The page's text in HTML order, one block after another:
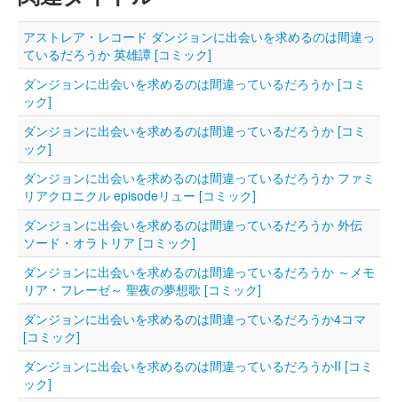
アストレア・レコード ダンジョンに出会いを求めるのは間違っ
ているだろうか 英雄譚 [コミック]
ダンジョンに出会いを求めるのは間違っているだろうか [コミ
ック]
ダンジョンに出会いを求めるのは間違っているだろうか [コミ
ック]
ダンジョンに出会いを求めるのは間違っているだろうか ファミ
リアクロニクル episodeリュー [コミック]
ダンジョンに出会いを求めるのは間違っているだろうか 外伝
ソード・オラトリア [コミック]
ダンジョンに出会いを求めるのは間違っているだろうか ～メモ
リア・フレーゼ～ 聖夜の夢想歌 [コミック]
ダンジョンに出会いを求めるのは間違っているだろうか4コマ
[コミック]
ダンジョンに出会いを求めるのは間違っているだろうかII [コミ
ック]